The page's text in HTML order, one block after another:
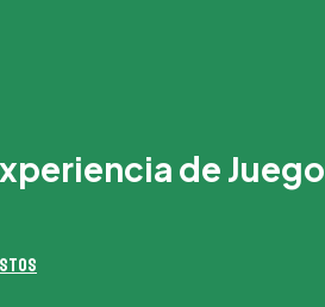
de Juego